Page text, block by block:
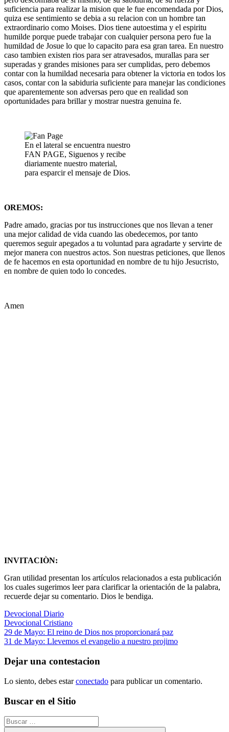
suficiencia para realizar la mision que le fue encomendada por Dios,
quiza ese sentimiento se debia a su relacion con un hombre tan
extraordinario como Moises. Dios tiene autoestima y el espiritu
humilde porque puede trabajar con cualquier persona pero fue la
humildad de Josue lo que lo capacito para esa gran tarea. En nuestro
caso tambien existen rios para ser atravesados, murallas para ser
superadas y grandes misiones para ser cumplidas, pero debemos
contar con la humildad necesaria para obtener la victoria en todos los
casos, contar con la sabiduria suficiente para manejar las condiciones
que aparentemente son adversas pero que en realidad son
oportunidades para brillar y mostrar nuestra genuina fe.
En el lateral se encuentra nuestro
FAN PAGE, Siguenos y recibe
diariamente nuestro material,
para esparcir el mensaje de Dios.
OREMOS:
Padre amado, gracias por tus instrucciones que nos llevan a tener
una mejor calidad de vida cuando las obedecemos, por tanto
queremos seguir apegados a tu voluntad para agradarte y servirte de
mejor manera con nuestros actos. Son nuestras peticiones, que llenos
de fe hacemos en esta oportunidad en nombre de tu hijo Jesucristo,
en nombre de quien todo lo concedes.
Amen
INVITACIÒN:
Gran utilidad presentan los artículos relacionados a esta publicación
los cuales sugerimos leer para clarificar la orientación de la palabra,
recuerde dejar su comentario. Dios le bendiga.
Devocional Diario
Devocional Cristiano
Navegación
de
entradas
Entrada
anterior:
29 de Mayo: El reino de Dios nos proporcionará paz
Siguiente
31 de Mayo: Llevemos el evangelio a nuestro projimo
Dejar una contestacion
Lo siento, debes estarconectado para publicar un comentario.
Buscar en el Sitio
Buscar: